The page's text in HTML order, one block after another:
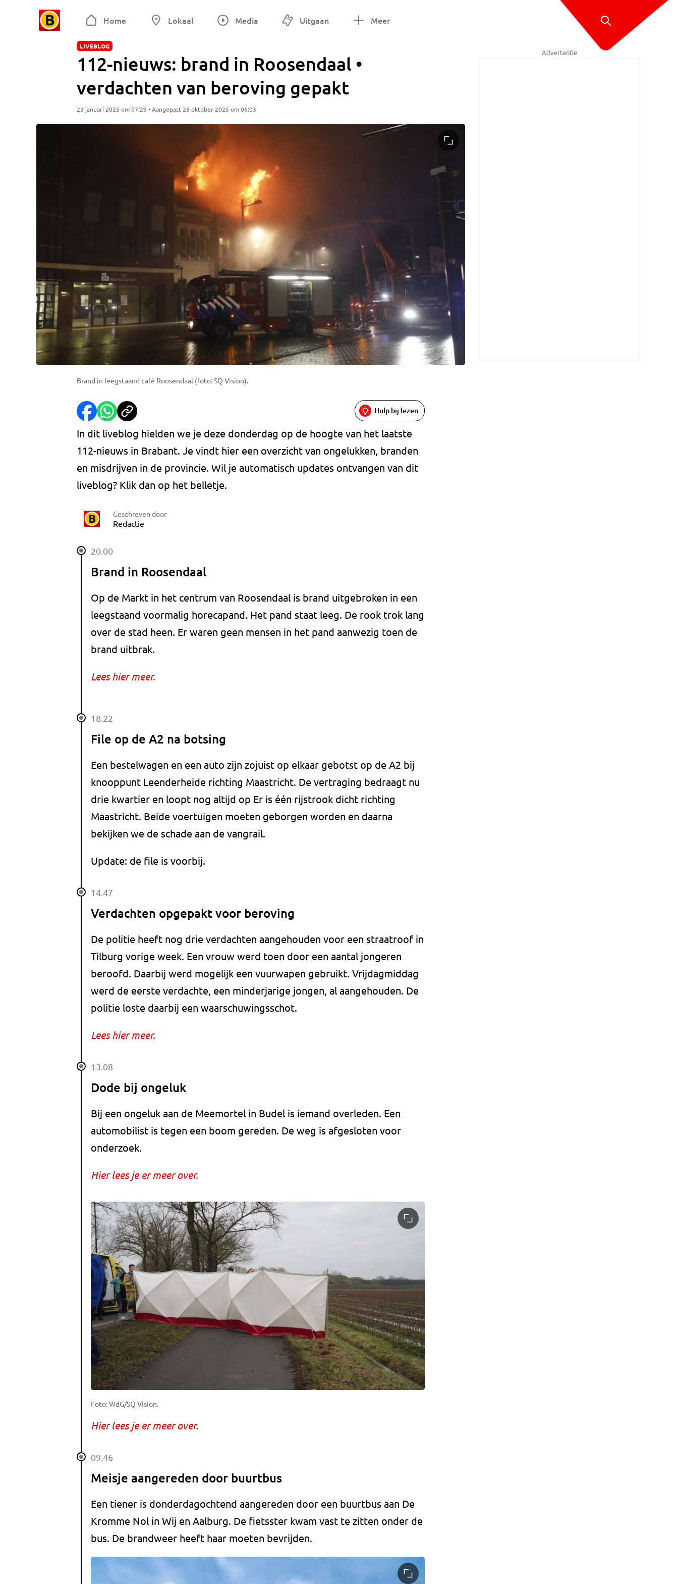
Home Lokaal Media Uitgaan Meer
LIVEBLOG
112-nieuws: brand in Roosendaal •
verdachten van beroving gepakt
23 januari 2025 om 07:29 • Aangepast 28 oktober 2025 om 06:03
Brand in leegstaand café Roosendaal (foto: SQ Vision).
Hulp bij lezen
In dit liveblog hielden we je deze donderdag op de hoogte van het laatste
112-nieuws in Brabant. Je vindt hier een overzicht van ongelukken, branden
en misdrijven in de provincie. Wil je automatisch updates ontvangen van dit
liveblog? Klik dan op het belletje.
Geschreven door
Redactie
20.00
Brand in Roosendaal
Op de Markt in het centrum van Roosendaal is brand uitgebroken in een
leegstaand voormalig horecapand. Het pand staat leeg. De rook trok lang
over de stad heen. Er waren geen mensen in het pand aanwezig toen de
brand uitbrak.
Lees hier meer.
18.22
File op de A2 na botsing
Een bestelwagen en een auto zijn zojuist op elkaar gebotst op de A2 bij
knooppunt Leenderheide richting Maastricht. De vertraging bedraagt nu
drie kwartier en loopt nog altijd op Er is één rijstrook dicht richting
Maastricht. Beide voertuigen moeten geborgen worden en daarna
bekijken we de schade aan de vangrail.
Update: de file is voorbij.
14.47
Verdachten opgepakt voor beroving
De politie heeft nog drie verdachten aangehouden voor een straatroof in
Tilburg vorige week. Een vrouw werd toen door een aantal jongeren
beroofd. Daarbij werd mogelijk een vuurwapen gebruikt. Vrijdagmiddag
werd de eerste verdachte, een minderjarige jongen, al aangehouden. De
politie loste daarbij een waarschuwingsschot.
Lees hier meer.
13.08
Dode bij ongeluk
Bij een ongeluk aan de Meemortel in Budel is iemand overleden. Een
automobilist is tegen een boom gereden. De weg is afgesloten voor
onderzoek.
Hier lees je er meer over.
Foto: WdG/SQ Vision.
Hier lees je er meer over.
09.46
Meisje aangereden door buurtbus
Een tiener is donderdagochtend aangereden door een buurtbus aan De
Kromme Nol in Wij en Aalburg. De fietsster kwam vast te zitten onder de
bus. De brandweer heeft haar moeten bevrijden.
Advertentie